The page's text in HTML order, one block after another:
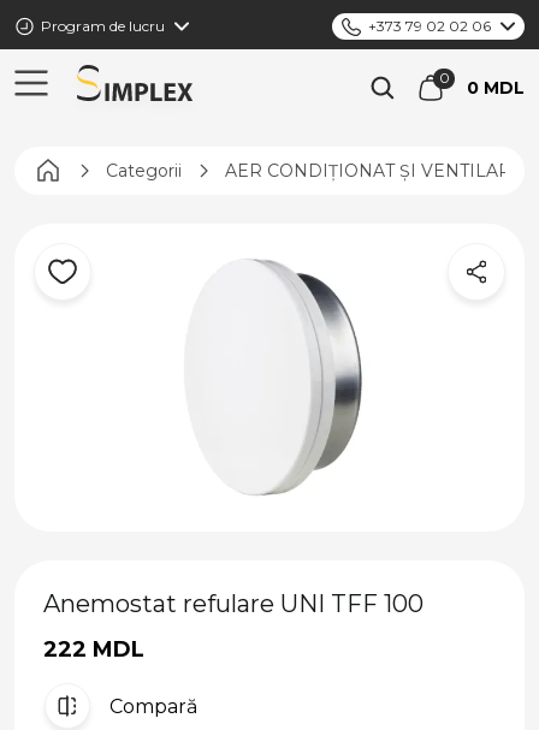
Program de lucru +373 79 02 02 06
0 MDL
Pagina principală
Categorii AER CONDIȚIONAT ȘI VENTILARE
Anemostat refulare UNI TFF 100
222 MDL
Compară